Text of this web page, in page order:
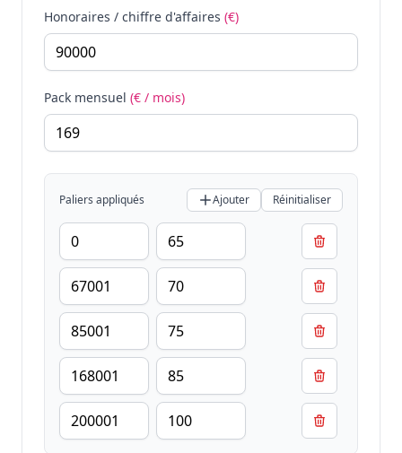
Honoraires / chiffre d'affaires (€)
Pack mensuel (€ / mois)
Paliers appliqués Ajouter Réinitialiser